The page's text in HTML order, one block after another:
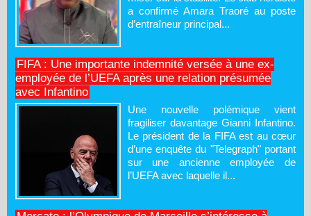
a confirmé Amara Traoré au poste
d’entraîneur principal...
FIFA : Une importante indemnité versée à une ex-
employée de l’UEFA après une relation présumée
avec Infantino
Une nouvelle polémique vient
fragiliser davantage Gianni Infantino.
Le président de la FIFA est au cœur
d’une enquête du "Telegraph" portant
sur une ancienne employée de
l’UEFA avec laquelle il...